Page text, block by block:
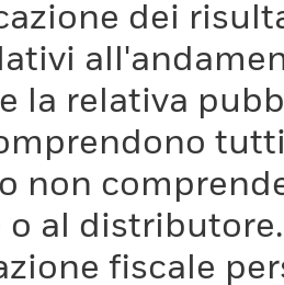
dei
la relativa
non
o al
fiscale